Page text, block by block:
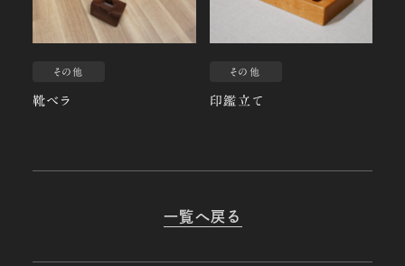
その他
靴ベラ
その他
印鑑立て
一覧へ戻る